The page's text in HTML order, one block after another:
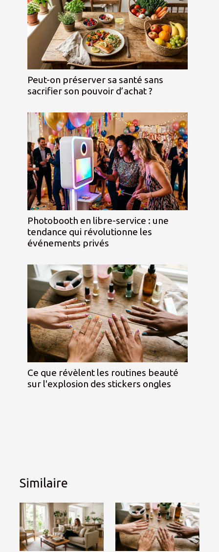
Peut-on préserver sa santé sans
sacrifier son pouvoir d’achat ?
Photobooth en libre-service : une
tendance qui révolutionne les
événements privés
Ce que révèlent les routines beauté
sur l'explosion des stickers ongles
Similaire